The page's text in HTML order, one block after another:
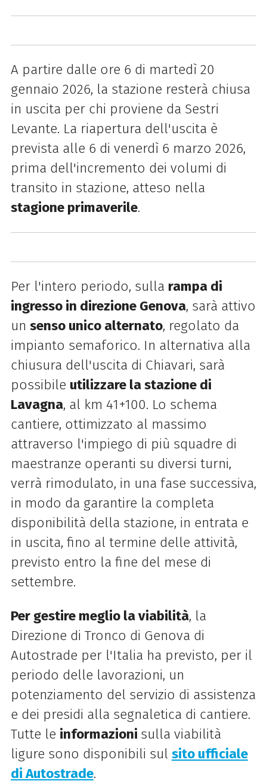
A partire dalle ore 6 di martedì 20
gennaio 2026, la stazione resterà chiusa
in uscita per chi proviene da Sestri
Levante. La riapertura dell'uscita è
prevista alle 6 di venerdì 6 marzo 2026,
prima dell'incremento dei volumi di
transito in stazione, atteso nella
stagione primaverile.
Per l'intero periodo, sulla rampa di
ingresso in direzione Genova, sarà attivo
un senso unico alternato, regolato da
impianto semaforico. In alternativa alla
chiusura dell'uscita di Chiavari, sarà
possibile utilizzare la stazione di
Lavagna, al km 41+100. Lo schema
cantiere, ottimizzato al massimo
attraverso l'impiego di più squadre di
maestranze operanti su diversi turni,
verrà rimodulato, in una fase successiva,
in modo da garantire la completa
disponibilità della stazione, in entrata e
in uscita, fino al termine delle attività,
previsto entro la fine del mese di
settembre.
Per gestire meglio la viabilità, la
Direzione di Tronco di Genova di
Autostrade per l'Italia ha previsto, per il
periodo delle lavorazioni, un
potenziamento del servizio di assistenza
e dei presidi alla segnaletica di cantiere.
Tutte le informazioni sulla viabilità
ligure sono disponibili sul sito ufficiale
di Autostrade.